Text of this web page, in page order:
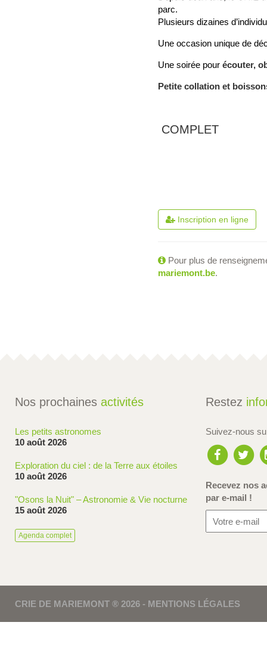
parc.
Plusieurs dizaines
Une occasion unique de
Une soirée pour écouter,
Petite collation et
COMPLET
Inscription en ligne
Pour plus de
mariemont.be.
Nos prochaines activités
Les petits astronomes
10 août 2026
Exploration du ciel : de la Terre aux étoiles
10 août 2026
"Osons la Nuit" – Astronomie & Vie nocturne
15 août 2026
Agenda complet
Restez
Suivez-nous
Recevez nos
par e-mail !
CRIE DE MARIEMONT ® 2026 - MENTIONS LÉGALES